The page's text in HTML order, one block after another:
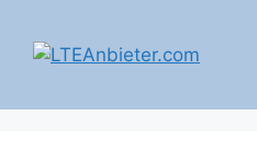
Inhalt
springen